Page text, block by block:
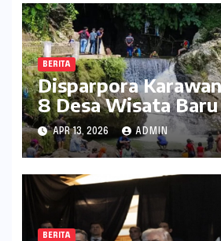
BERITA
Disparpora
8 Desa Wisata
Travel Pattern
APR 13, 2026 ADMIN
BERITA